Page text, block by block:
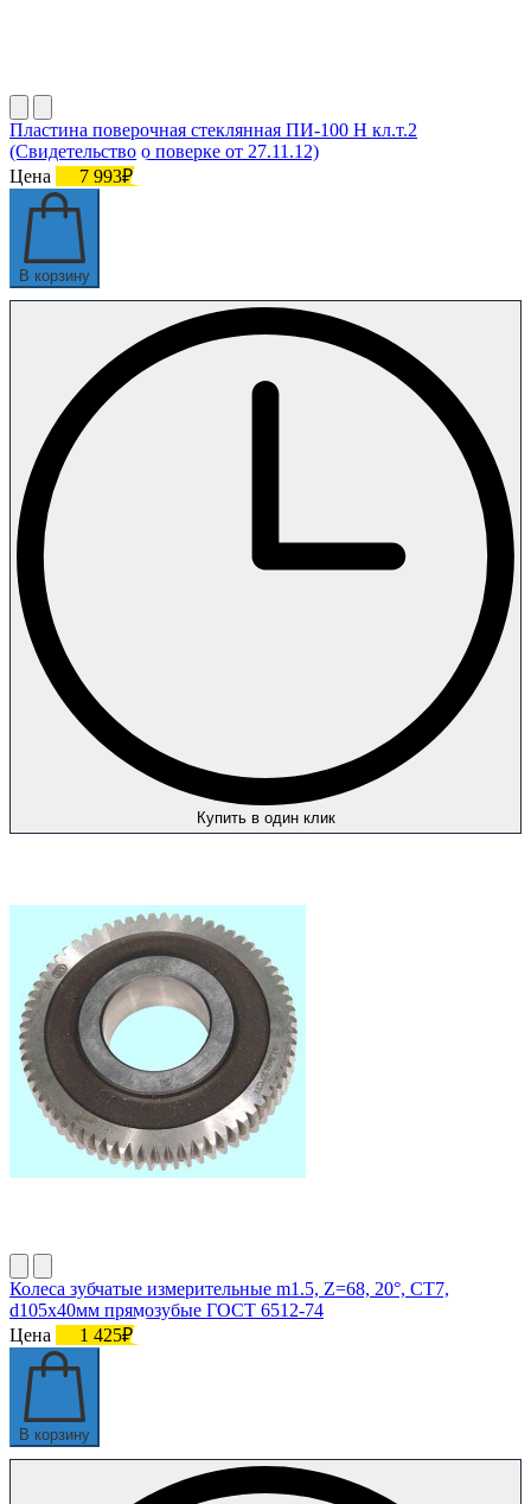
Пластина поверочная стеклянная ПИ-100 Н кл.т.2
(Свидетельство о поверке от 27.11.12)
Цена
7 993₽
В корзину
Купить в один клик
Колеса зубчатые измерительные m1.5, Z=68, 20°, СТ7,
d105х40мм прямозубые ГОСТ 6512-74
Цена
1 425₽
В корзину